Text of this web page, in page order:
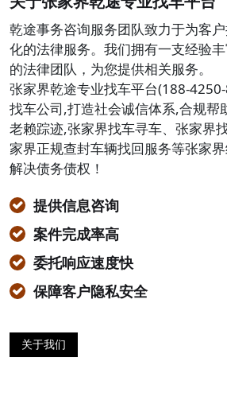
乾途事务咨询服务团队致力于为客
化的法律服务。我们拥有一支经验
的法律团队，为您提供相关服务。
张家界乾途专业找车平台(188-
找车公司,打造社会诚信体系,合规帮
老赖踪迹,张家界找车寻车、张家界
家界正规查封车辆找回服务等张家
解决债务债权！
提供信息咨询
案件完成率高
委托响应速度快
保障客户隐私安全
关于我们